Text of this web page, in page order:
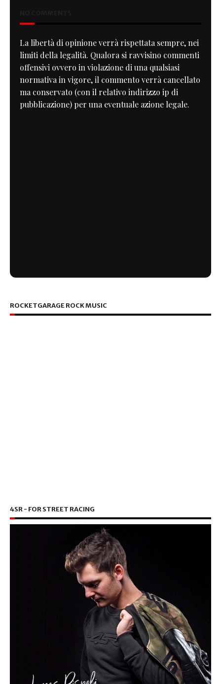
La libertà di opinione verrà rispettata sempre, nei
limiti della legalità. Qualora si ravvisino commenti
offensivi ovvero in violazione di una qualsiasi
normativa in vigore, il commento verrà cancellato
ma conservato (con il relativo indirizzo ip di
pubblicazione) per una eventuale azione legale.
ROCKETGARAGE ROCK MUSIC
4SR - FOR STREET RACING